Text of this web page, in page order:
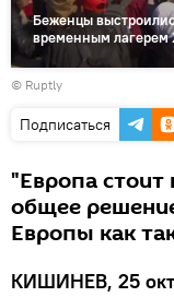
Беженцы
временным лагерем
© Ruptly
Подписаться
"Европа
общее
Европы как
КИШИНЕВ, 25